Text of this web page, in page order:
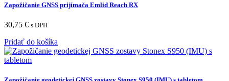
Zapožičanie GNSS prijímača Emlid Reach RX
30,75 € s DPH
Pridať do košíka